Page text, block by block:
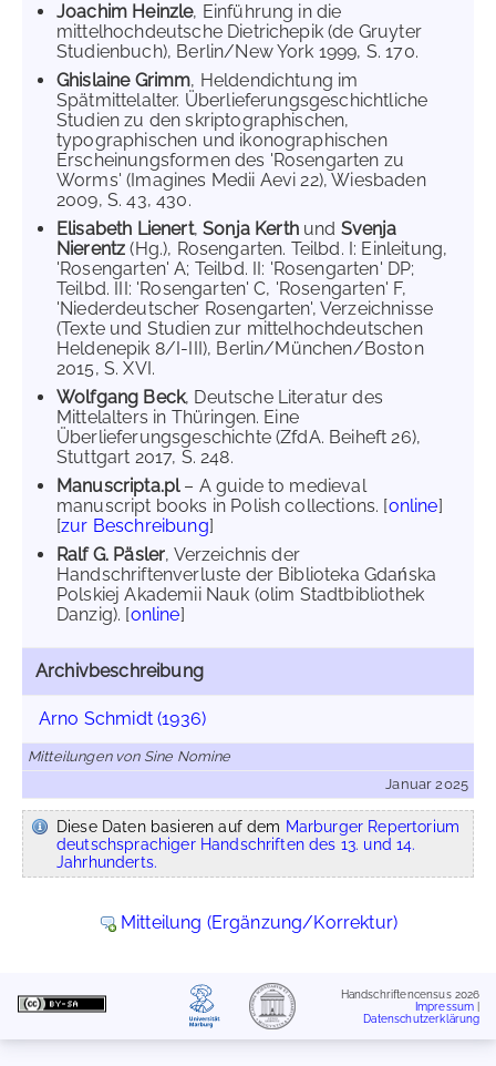
Joachim Heinzle, Einführung in die
mittelhochdeutsche Dietrichepik (de Gruyter
Studienbuch), Berlin/New York 1999, S. 170.
Ghislaine Grimm, Heldendichtung im
Spätmittelalter. Überlieferungsgeschichtliche
Studien zu den skriptographischen,
typographischen und ikonographischen
Erscheinungsformen des 'Rosengarten zu
Worms' (Imagines Medii Aevi 22), Wiesbaden
2009, S. 43, 430.
Elisabeth Lienert,Sonja Kerthund Svenja
Nierentz(Hg.), Rosengarten. Teilbd. I: Einleitung,
'Rosengarten' A; Teilbd. II: 'Rosengarten' DP;
Teilbd. III: 'Rosengarten' C, 'Rosengarten' F,
'Niederdeutscher Rosengarten', Verzeichnisse
(Texte und Studien zur mittelhochdeutschen
Heldenepik 8/I-III), Berlin/München/Boston
2015, S. XVI.
Wolfgang Beck, Deutsche Literatur des
Mittelalters in Thüringen. Eine
Überlieferungsgeschichte (ZfdA. Beiheft 26),
Stuttgart 2017, S. 248.
Manuscripta.pl – A guide to medieval
manuscript books in Polish collections. [online]
[zur Beschreibung]
Ralf G. Päsler, Verzeichnis der
Handschriftenverluste der Biblioteka Gdańska
Polskiej Akademii Nauk (olim Stadtbibliothek
Danzig). [online]
Archivbeschreibung
Arno Schmidt (1936)
Mitteilungen von Sine Nomine
Januar 2025
Diese Daten basieren auf dem Marburger Repertorium
deutschsprachiger Handschriften des 13. und 14.
Jahrhunderts.
Mitteilung (Ergänzung/Korrektur)
Handschriftencensus 2026
Impressum
Datenschutzerklärung